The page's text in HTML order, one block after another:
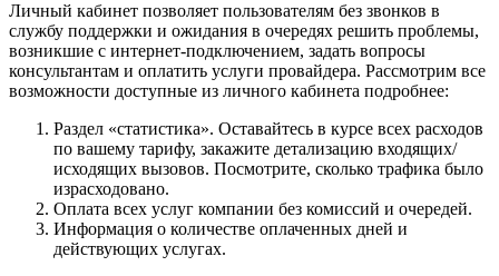
Личный кабинет позволяет пользователям без звонков в
службу поддержки и ожидания в очередях решить проблемы,
возникшие с интернет-подключением, задать вопросы
консультантам и оплатить услуги провайдера. Рассмотрим все
возможности доступные из личного кабинета подробнее:
Раздел «статистика». Оставайтесь в курсе всех расходов
по вашему тарифу, закажите детализацию входящих/
исходящих вызовов. Посмотрите, сколько трафика было
израсходовано.
Оплата всех услуг компании без комиссий и очередей.
Информация о количестве оплаченных дней и
действующих услугах.